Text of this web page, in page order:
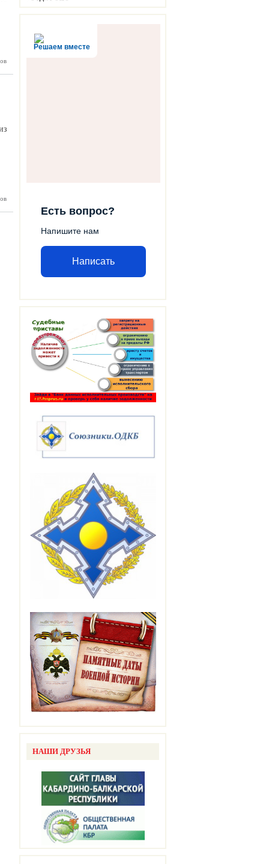
Решаем вместе
Есть вопрос?
Напишите нам
Написать
НАШИ ДРУЗЬЯ
земля